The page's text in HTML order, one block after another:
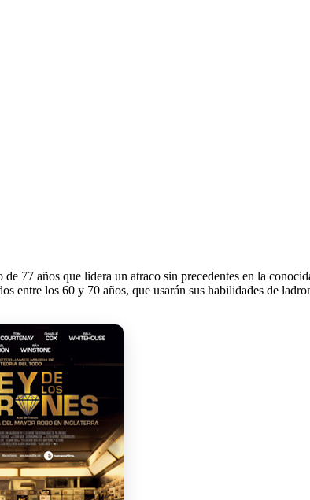
años que lidera un atraco sin precedentes en la
entre los 60 y 70 años, que usarán sus habilidades de